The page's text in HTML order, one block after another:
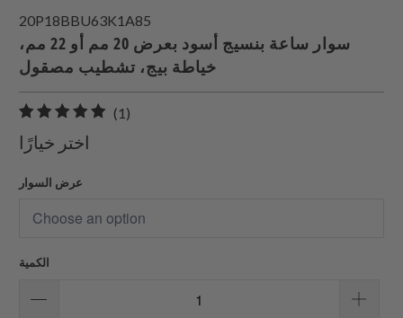
20P18BBU63K1A85
سوار ساعة بنسيج أسود بعرض 20 مم أو 22 مم،
خياطة بيج، تشطيب مصقول
(1)
اختر خيارًا
عرض السوار
الكمية